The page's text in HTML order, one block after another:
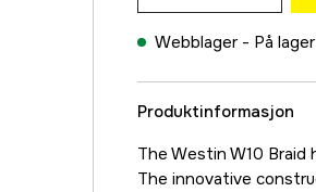
549 kr
0,148 mm
549 kr
0,165 mm
549 kr
Webblager - På lager
Produktinformasjon
The Westin W10
The innovative